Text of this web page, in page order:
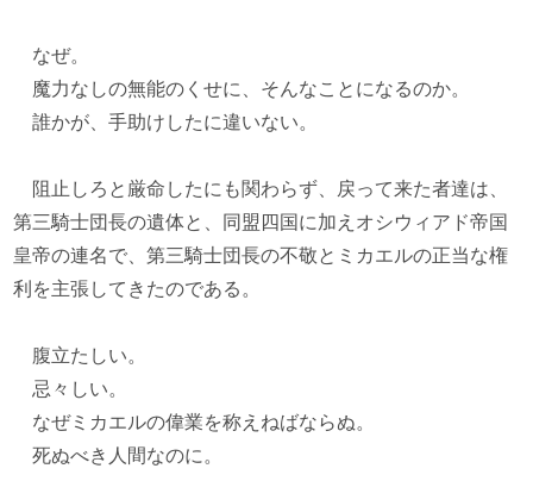
なぜ。
魔力なしの無能のくせに、そんなことになるのか。
誰かが、手助けしたに違いない。
阻止しろと厳命したにも関わらず、戻って来た者達は、
第三騎士団長の遺体と、同盟四国に加えオシウィアド帝国
皇帝の連名で、第三騎士団長の不敬とミカエルの正当な権
利を主張してきたのである。
腹立たしい。
忌々しい。
なぜミカエルの偉業を称えねばならぬ。
死ぬべき人間なのに。